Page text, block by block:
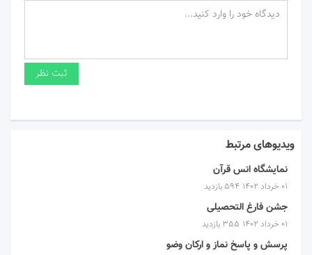
ویدیوهای مرتبط
نمایشگاه انس قرآن
۰۱ خرداد ۱۴۰۲ 594 بازدید
جشن فارغ التحصیلی
۰۱ خرداد ۱۴۰۲ 355 بازدید
پرسش و پاسخ نماز و ارکان وضو